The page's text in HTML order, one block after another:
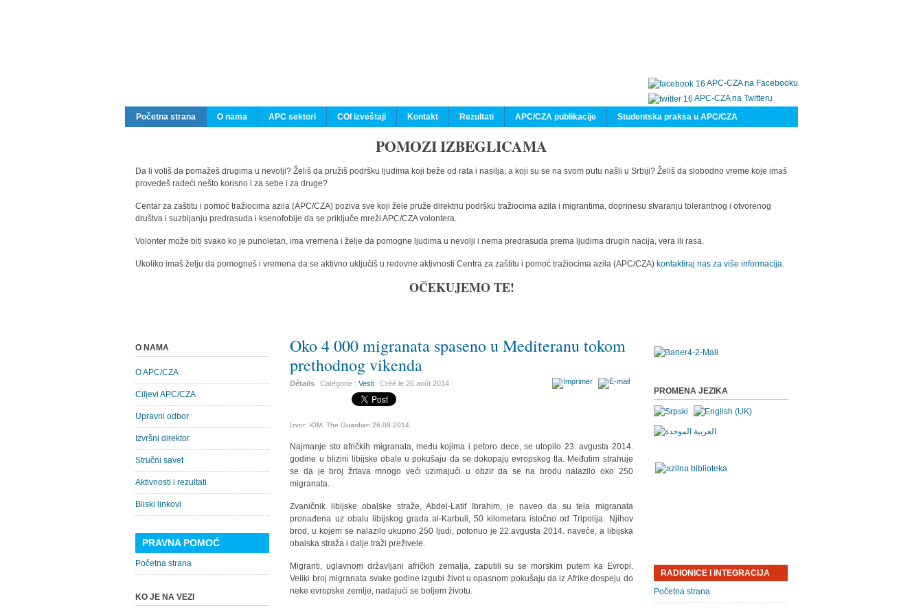
APC-CZA na Facebooku
APC-CZA na Twitteru
Početna strana
O nama APC sektori COI izveštaji Kontakt Rezultati APC/CZA publikacije Studentska praksa u APC/CZA
POMOZI IZBEGLICAMA
Da li voliš da pomažeš drugima u nevolji? Želiš da pružiš podršku ljudima koji beže od rata i nasilja, a koji su se na svom putu našli u Srbiji? Želiš da slobodno vreme koje imaš
provedeš radeći nešto korisno i za sebe i za druge?
Centar za zaštitu i pomoć tražiocima azila (APC/CZA) poziva sve koji žele pruže direktnu podršku tražiocima azila i migrantima, doprinesu stvaranju tolerantnog i otvorenog
društva i suzbijanju predrasuda i ksenofobije da se priključe mreži APC/CZA volontera.
Volonter može biti svako ko je punoletan, ima vremena i želje da pomogne ljudima u nevolji i nema predrasuda prema ljudima drugih nacija, vera ili rasa.
Ukoliko imaš želju da pomogneš i vremena da se aktivno uključiš u redovne aktivnosti Centra za zaštitu i pomoć tražiocima azila (APC/CZA) kontaktiraj nas za više informacija.
OČEKUJEMO TE!
Oko 4 000 migranata spaseno u Mediteranu tokom
prethodnog vikenda
Détails Catégorie :Vesti Créé le26 août 2014
Izvor: IOM, The Guardian 26.08.2014.
Najmanje sto afričkih migranata, među kojima i petoro dece, se utopilo 23. avgusta 2014.
godine u blizini libijske obale u pokušaju da se dokopaju evropskog tla. Međutim strahuje
se da je broj žrtava mnogo veći uzimajući u obzir da se na brodu nalazilo oko 250
migranata.
Zvaničnik libijske obalske straže, Abdel-Latif Ibrahim, je naveo da su tela migranata
pronađena uz obalu libijskog grada al-Karbuli, 50 kilometara istočno od Tripolija. Njihov
brod, u kojem se nalazilo ukupno 250 ljudi, potonuo je 22.avgusta 2014. naveče, a libijska
obalska straža i dalje traži preživele.
Migranti, uglavnom državljani afričkih zemalja, zaputili su se morskim putem ka Evropi.
Veliki broj migranata svake godine izgubi život u opasnom pokušaju da iz Afrike dospeju do
neke evropske zemlje, nadajući se boljem životu.
O NAMA
O APC/CZA
Ciljevi APC/CZA
Upravni odbor
Izvršni direktor
Stručni savet
Aktivnosti i rezultati
Bliski linkovi
PRAVNA POMOĆ
Početna strana
KO JE NA VEZI
PROMENA JEZIKA
RADIONICE I INTEGRACIJA
Početna strana